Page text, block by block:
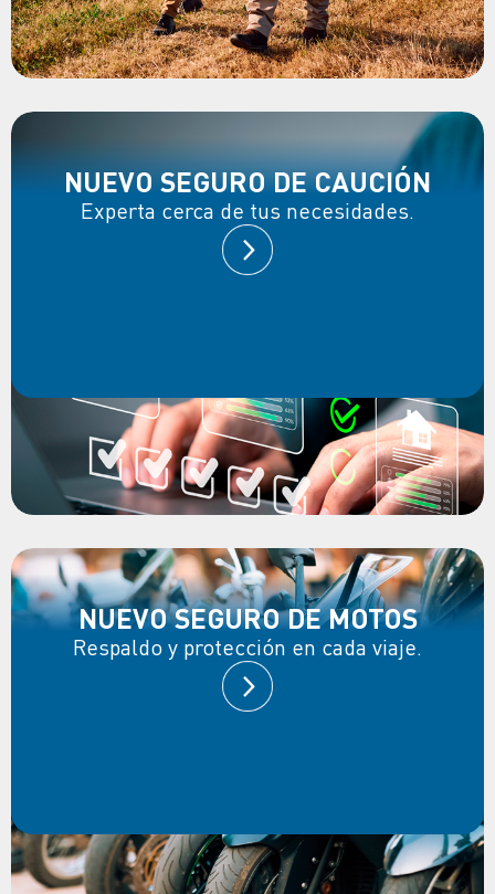
NUEVO SEGURO DE CAUCIÓN
Experta cerca de tus necesidades.
NUEVO SEGURO DE MOTOS
Respaldo y protección en cada viaje.